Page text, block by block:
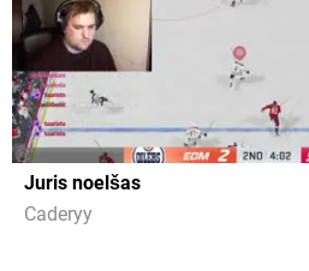
Juris noelšas
Caderyy